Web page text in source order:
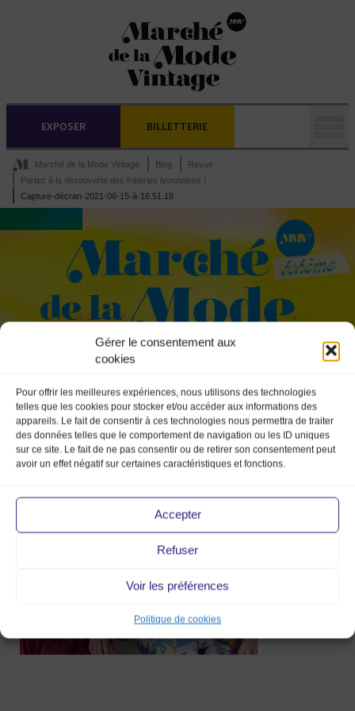
Gérer le consentement aux
cookies
Pour offrir les meilleures expériences, nous utilisons des technologies
telles que les cookies pour stocker et/ou accéder aux informations des
appareils. Le fait de consentir à ces technologies nous permettra de traiter
des données telles que le comportement de navigation ou les ID uniques
sur ce site. Le fait de ne pas consentir ou de retirer son consentement peut
avoir un effet négatif sur certaines caractéristiques et fonctions.
Accepter
Refuser
Voir les préférences
Politique de cookies
EXPOSER BILLETTERIE
Marché de la Mode Vintage Blog
Revue
Partez à la découverte des friperies lyonnaises !
Capture-décran-2021-06-15-à-16.51.18
Capture-décran-2021-06-15-
à-16.51.18